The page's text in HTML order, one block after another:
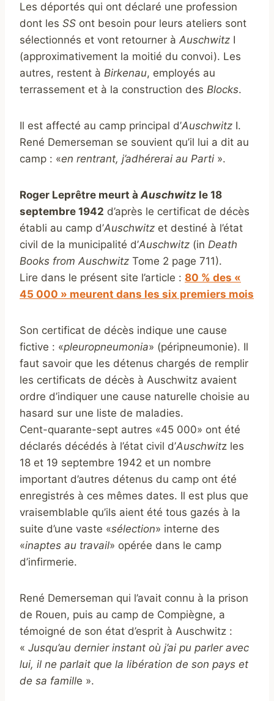
Les déportés qui ont déclaré une profession
dont les SS ont besoin pour leurs ateliers sont
sélectionnés et vont retourner à Auschwitz I
(approximativement la moitié du convoi). Les
autres, restent à Birkenau, employés au
terrassement et à la construction des Blocks.
Il est affecté au camp principal d’Auschwitz I.
René Demerseman se souvient qu’il lui a dit au
camp : «en rentrant, j’adhérerai au Parti ».
Roger Leprêtre meurt àAuschwitz le 18
septembre 1942 d’après le certificat de décès
établi au camp d’Auschwitz et destiné à l’état
civil de la municipalité d’Auschwitz (in Death
Books from Auschwitz Tome 2 page 711).
Lire dans le présent site l’article : 80 % des «
45 000 » meurent dans les six premiers mois
Son certificat de décès indique une cause
fictive : «pleuropneumonia» (péripneumonie). Il
faut savoir que les détenus chargés de remplir
les certificats de décès à Auschwitz avaient
ordre d’indiquer une cause naturelle choisie au
hasard sur une liste de maladies.
Cent-quarante-sept autres «45 000» ont été
déclarés décédés à l’état civil d’Auschwitz les
18 et 19 septembre 1942 et un nombre
important d’autres détenus du camp ont été
enregistrés à ces mêmes dates. Il est plus que
vraisemblable qu’ils aient été tous gazés à la
suite d’une vaste «sélection» interne des
«inaptes au travail» opérée dans le camp
d’infirmerie.
René Demerseman qui l’avait connu à la prison
de Rouen, puis au camp de Compiègne, a
témoigné de son état d’esprit à Auschwitz :
« Jusqu’au dernier instant où j’ai pu parler avec
lui, il ne parlait que la libération de son pays et
de sa famille ».